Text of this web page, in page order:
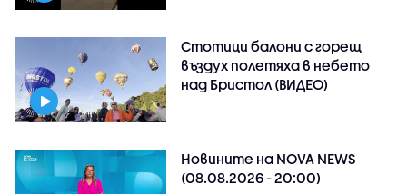
Стотици балони с горещ
въздух полетяха в небето
над Бристол (ВИДЕО)
Новините на NOVA NEWS
(08.08.2026 - 20:00)